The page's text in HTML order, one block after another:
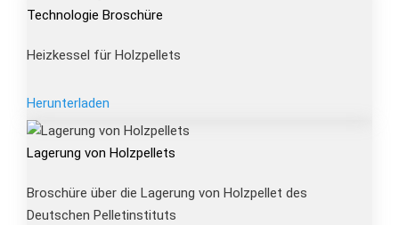
Technologie Broschüre
Heizkessel für Holzpellets
Herunterladen
Lagerung von Holzpellets
Broschüre über die Lagerung von Holzpellet des
Deutschen Pelletinstituts